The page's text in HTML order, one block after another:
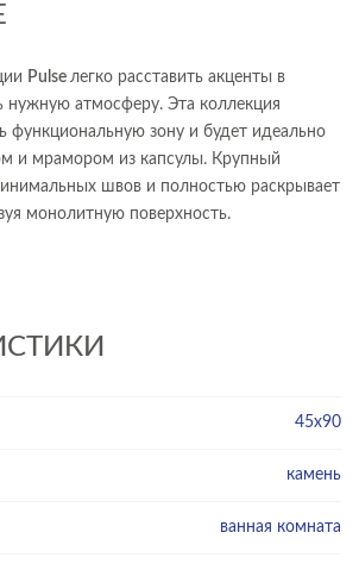
Pulse легко расставить акценты в
нужную атмосферу. Эта коллекция
функциональную зону и будет идеально
и мрамором из капсулы. Крупный
швов и полностью раскрывает
монолитную поверхность.
45х90
камень
ванная комната